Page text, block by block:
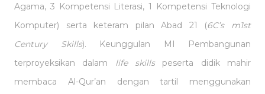
Agama, 3 Kompetensi Literasi, 1 Kompetensi Teknologi
Komputer) serta keteram pilan Abad 21 (6C’s m1st
Century Skills). Keunggulan MI Pembangunan
terproyeksikan dalam life skillspeserta didik mahir
membaca Al-Qur’an dengan tartil menggunakan